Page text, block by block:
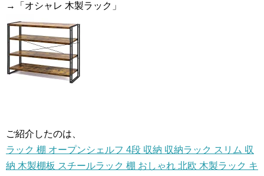
→「オシャレ 木製ラック」
ご紹介したのは、
ラック 棚 オープンシェルフ 4段 収納 収納ラック スリム 収
納 木製棚板 スチールラック 棚 おしゃれ 北欧 木製ラック キ